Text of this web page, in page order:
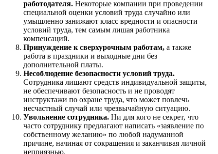
работодателя. Некоторые компании при проведении
специальной оценки условий труда случайно или
умышленно занижают класс вредности и опасности
условий труда, тем самым лишая работника
компенсаций.
Принуждение к сверхурочным работам, а также
работа в праздники и выходные дни без
дополнительной платы.
Несоблюдение безопасности условий труда.
Сотрудника лишают средств индивидуальной защиты,
не обеспечивают безопасность и не проводят
инструктажи по охране труда, что может повлечь
несчастный случай или чрезвычайную ситуацию.
Увольнение сотрудника. Ни для кого не секрет, что
часто сотруднику предлагают написать «заявление по
собственному желанию» по любой надуманной
причине, начиная от сокращения и заканчивая личной
неприязнью.